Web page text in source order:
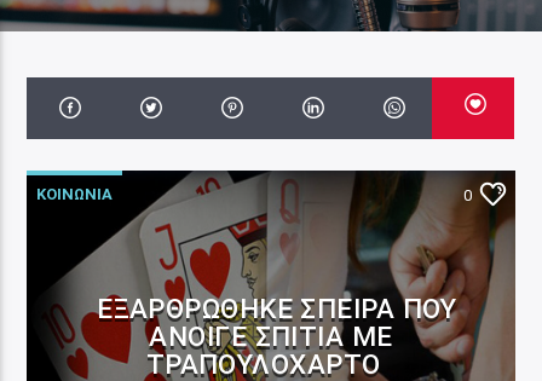
ΚΟΙΝΩΝΙΑ 0
ΕΞΑΡΘΡΏΘΗΚΕ ΣΠΕΊΡΑ ΠΟΥ
ΆΝΟΙΓΕ ΣΠΊΤΙΑ ΜΕ
ΤΡΑΠΟΥΛΌΧΑΡΤΟ